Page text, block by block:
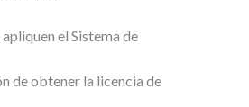
el Sistema de
de obtener la licencia de